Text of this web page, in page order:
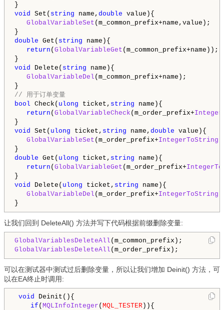
void
Set( string name, double value){
GlobalVariableSet
double Get( string name){
return ( GlobalVariableGet (m_common_prefix+name));
void
Delete( string name){
GlobalVariableDel (m_common_prefix+name);
// 用于订单变量
bool Check( ulong ticket, string name){
return ( GlobalVariableCheck (m_order_prefix+
void
Set( ulong ticket, string name, double value){
GlobalVariableSet (m_order_prefix+IntegerToString
double Get( ulong ticket, string name){
return ( GlobalVariableGet (m_order_prefix+
void
Delete( ulong ticket, string name){
GlobalVariableDel (m_order_prefix+IntegerToString
让我们回到 DeleteAll() 方法并写下代码根据前缀删除变量:
GlobalVariablesDeleteAll
GlobalVariablesDeleteAll
可以在测试器中测试过后删除变量，所以让我们增加 Deinit() 方法，可
以在EA终止时调用:
void
Deinit(){
if ( MQLInfoInteger ( MQL_TESTER )){